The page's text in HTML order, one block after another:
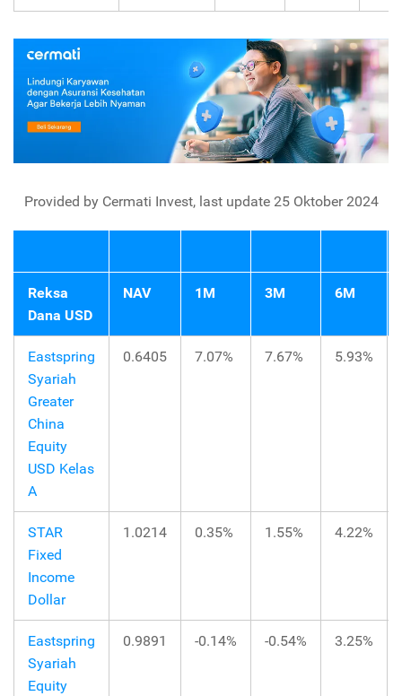
Provided by Cermati Invest, last update 25 Oktober 2024
Reksa
Dana USD
NAV 1M 3M 6M
Eastspring
Syariah
Greater
China
Equity
USD Kelas
A
0.6405 7.07% 7.67% 5.93%
STAR
Fixed
Income
Dollar
1.0214 0.35% 1.55% 4.22%
Eastspring
Syariah
Equity
0.9891 -0.14% -0.54% 3.25%